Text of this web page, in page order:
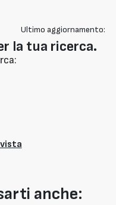
Ultimo aggiornamento:
la tua ricerca.
anche: